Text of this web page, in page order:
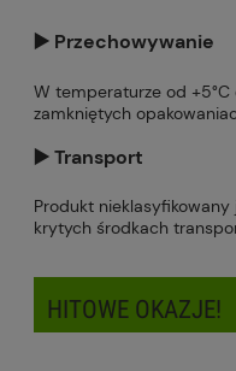
▶️ Przechowywanie
W temperaturze od +5°C
zamkniętych
▶️ Transport
Produkt nieklasyfikowany
krytych środkach
HITOWE OKAZJE!